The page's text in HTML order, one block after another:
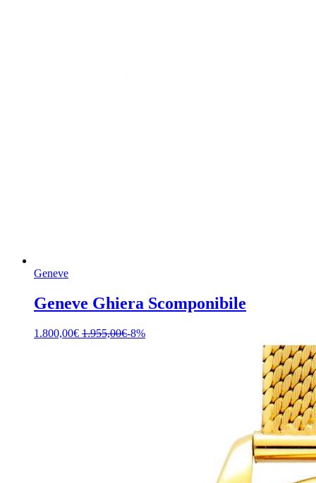
Geneve
Geneve Ghiera Scomponibile
1.800,00€ 1.955,00€-8%